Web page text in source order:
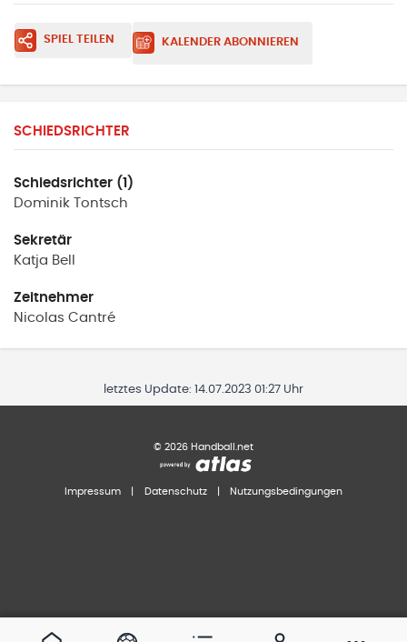
SPIEL TEILEN KALENDER ABONNIEREN
SCHIEDSRICHTER
Schiedsrichter (1)
Dominik
Tontsch
Sekretär
Katja Bell
Zeitnehmer
Nicolas Cantré
letztes Update: 14.07.2023 01:27 Uhr
© 2026 Handball.net
Impressum Datenschutz Nutzungsbedingungen